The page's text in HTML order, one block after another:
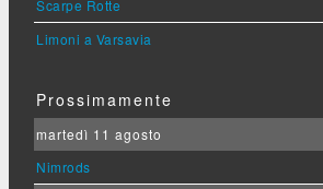
Scarpe Rotte
Limoni a Varsavia
Prossimamente
martedì 11 agosto
Nimrods